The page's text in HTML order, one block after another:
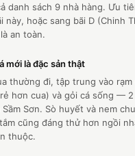
danh sách 9 nhà hàng. Ưu
này, hoặc sang bãi D (Chinh
an toàn.
mới là đặc sản thật
thường đi, tập trung vào rạm
hơn cua) và gỏi cá sống — 2
Sơn. Sò huyết và nem
cũng đáng thử hơn ngồi
thuộc.